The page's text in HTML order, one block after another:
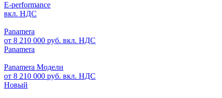
E-performance
вкл. НДС
Panamera
от 8 210 000 руб. вкл. НДС
Panamera
Panamera Модели
от 8 210 000 руб. вкл. НДС
Новый